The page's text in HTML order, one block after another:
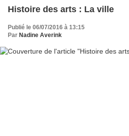
Histoire des arts : La ville
Publié le 06/07/2016 à 13:15
Par Nadine Averink